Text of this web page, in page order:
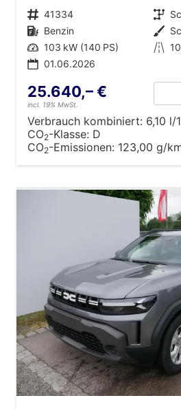
Fahrzeugnr. 41334 Getriebe
Kraftstoff Benzin Außenfarbe
Leistung 103 kW (140 PS) Kilometerstand
01.06.2026
25.640,– €
incl. 19% MwSt.
Verbrauch kombiniert: 6,10 l/
CO2-Klasse: D
CO2-Emissionen: 123,00 g/